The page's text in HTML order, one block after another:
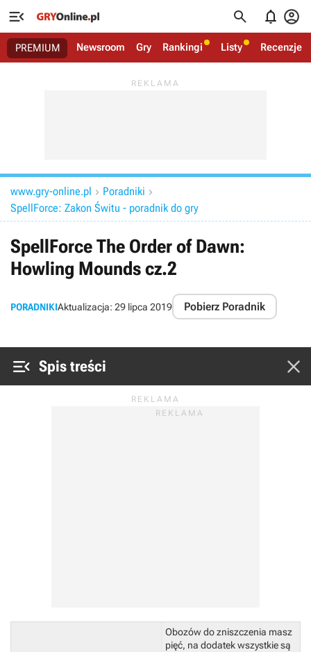
   
PREMIUM Newsroom Gry Rankingi Listy Recenzje
www.gry-online.pl  Poradniki 
SpellForce: Zakon Świtu - poradnik do gry
SpellForce The Order of Dawn:
Howling Mounds cz.2
PORADNIKIAktualizacja: 29 lipca 2019 Pobierz Poradnik
 Spis treści 
Obozów do zniszczenia masz
pięć, na dodatek wszystkie są